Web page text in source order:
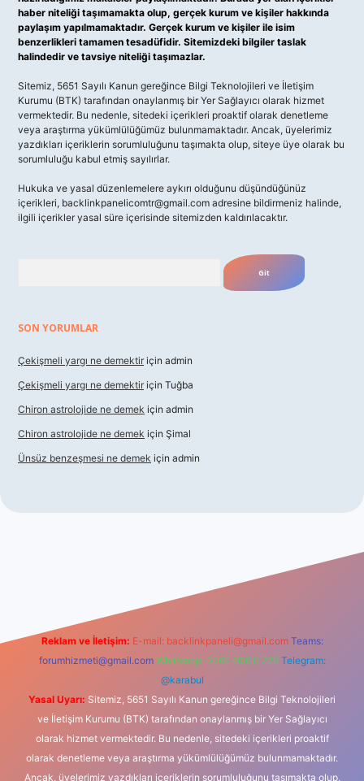
haber niteliği taşımamakta olup, gerçek kurum ve kişiler hakkında
paylaşım yapılmamaktadır. Gerçek kurum ve kişiler ile isim
benzerlikleri tamamen tesadüfidir. Sitemizdeki bilgiler taslak
halindedir ve tavsiye niteliği taşımazlar.
Sitemiz, 5651 Sayılı Kanun gereğince Bilgi Teknolojileri ve İletişim
Kurumu (BTK) tarafından onaylanmış bir Yer Sağlayıcı olarak hizmet
vermektedir. Bu nedenle, sitedeki içerikleri proaktif olarak denetleme
veya araştırma yükümlülüğümüz bulunmamaktadır. Ancak, üyelerimiz
yazdıkları içeriklerin sorumluluğunu taşımakta olup, siteye üye olarak bu
sorumluluğu kabul etmiş sayılırlar.
Hukuka ve yasal düzenlemelere aykırı olduğunu düşündüğünüz
içerikleri, backlinkpanelicomtr@gmail.com adresine bildirmeniz halinde,
ilgili içerikler yasal süre içerisinde sitemizden kaldırılacaktır.
SON YORUMLAR
Çekişmeli yargı ne demektir için admin
Çekişmeli yargı ne demektir için Tuğba
Chiron astrolojide ne demek için admin
Chiron astrolojide ne demek için Şimal
Ünsüz benzeşmesi ne demek için admin
Reklam ve İletişim: E-mail: backlinkpaneli@gmail.com Teams:
forumhizmeti@gmail.com Whatsapp: 0262 606 0 726 Telegram:
@karabul
Yasal Uyarı: Sitemiz, 5651 Sayılı Kanun gereğince Bilgi Teknolojileri
ve İletişim Kurumu (BTK) tarafından onaylanmış bir Yer Sağlayıcı
olarak hizmet vermektedir. Bu nedenle, sitedeki içerikleri proaktif
olarak denetleme veya araştırma yükümlülüğümüz bulunmamaktadır.
Ancak, üyelerimiz yazdıkları içeriklerin sorumluluğunu taşımakta olup,